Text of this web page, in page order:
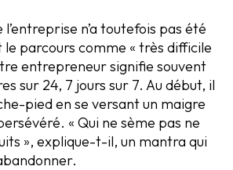
n’a toutefois pas été
parcours comme « très difficile
entrepreneur signifie souvent
sur 24, 7 jours sur 7. Au début, il
pied en se versant un maigre
« Qui ne sème pas ne
», explique-t-il, un mantra qui